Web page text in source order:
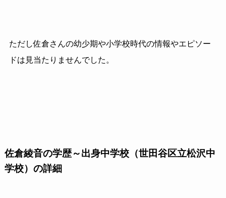
ただし佐倉さんの幼少期や小学校時代の情報やエピソー
ドは見当たりませんでした。
佐倉綾音の学歴～出身中学校（世田谷区立松沢中
学校）の詳細